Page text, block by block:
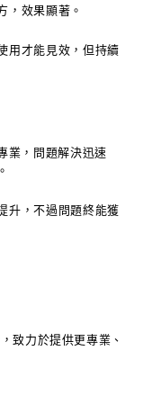
，效果顯著。
用才能見效，但持續
業，問題解決迅速
升，不過問題終能獲
致力於提供更專業、